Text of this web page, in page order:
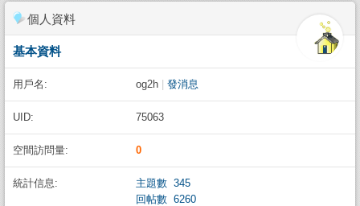
個人資料
基本資料
用戶名: og2h 發消息
UID: 75063
空間訪問量: 0
統計信息:
主題數 345
回帖數 6260